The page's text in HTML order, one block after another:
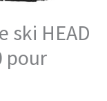
ski HEAD
pour